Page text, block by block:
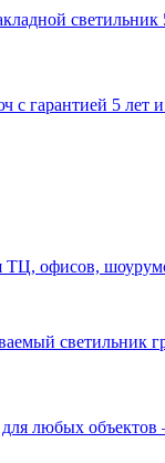
светильник
гарантией 5 лет и
ТЦ, офисов,
светильник
любых